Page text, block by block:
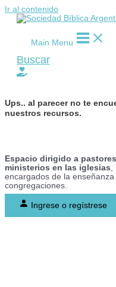
Ir al contenido
Main Menu
Buscar
Ups.. al parecer no te
nuestros recursos.
Espacio dirigido a
ministerios en las iglesias,
encargados de la
congregaciones.
Ingrese o regístrese